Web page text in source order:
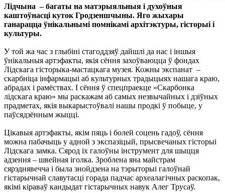
Лідчына – багаты на матэрыяльныя і духоўныя
каштоўнасці куток Гродзеншчыны. Яго жыхары
ганарацца ўнікальнымі помнікамі архітэктуры, гісторыі і
культуры.
У той жа час з глыбіні стагоддзяў дайшлі да нас і іншыя
ўнікальныя артэфакты, якія сёння захоўваюцца ў фондах
Лідскага гісторыка-мастацкага музея. Кожны экспанат –
скарбніца інфармацыі аб культурных традыцыях нашага краю,
абрадах і рамёствах. І сёння ў спецпрaекце «Скарбонка
лiдскага краю» мы раскажам аб самых незвычайных і дзіўных
прадметах, якія выкарыстоўвалі нашы продкі ў побыце, у
паўсядзённым жыцці.
Цікавыя артэфакты, якім пяць і болей соцень гадоў, сёння
можна пабачыць у адной з экспазіцый, прысвечаных гісторыі
Лідскага замка. Сярод іх галоўны інструмент для шыцця
адзення – швейная іголка. Зроблена яна майстрам
сярэднявечча і была знойдзена на тэрыторыі галоўнай
гістарычнай славутасці горада падчас археалагічных раскопак,
якімі кіраваў кандыдат гістарычных навук Алег Трусаў.